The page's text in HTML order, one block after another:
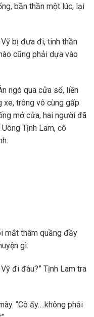
bần thần một lúc, lại
bị đưa đi, tinh thần
cũng phải dựa vào
ngó qua cửa sổ, liền
xe, trông vô cùng gấp
mở cửa, hai người đã
Tịnh Lam, cô
mắt thâm quầng đầy
gì.
đi đâu?” Tịnh Lam tra
“Cô ấy….không phải